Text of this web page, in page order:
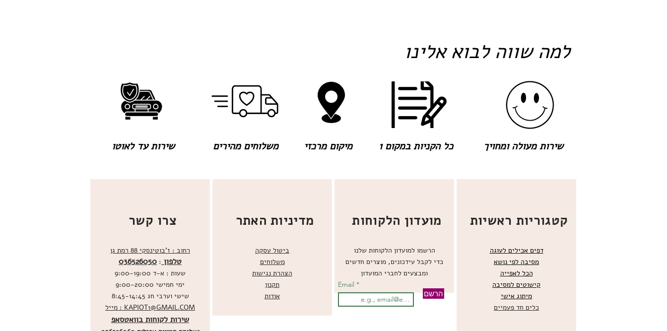
שירות עד לאוטו משלוחים מהירים
למה שווה לבוא אלינו
מיקום מרכזי כל הקניות במקום 1 שירות מעולה ומחויך
צרו קשר
רחוב : ז'בוטינסקי 88 רמת גן
טלפון :
036526050
שעות : א-ד 9:00-19:00
ימי חמישי 9:00-20:00
שישי וערבי חג 8:45-14:45
מייל : KAPIOT1@GMAIL.COM
שירות לקוחות בוואטסאפ
מדיניות האתר
ביטול עסקה
משלוחים
הצהרת נגישות
תקנון
אודות
מועדון הלקוחות
הרשמו למועדון הלקוחות שלנו
כדי לקבל עידכונים, מוצרים חדשים
ומבצעים לחברי המועדון
קטגוריות ראשיות
דפים אכילים לעוגה
מסיבה לפי נושא
הכל לאפייה
קישוטים למסיבה
מיתוג אישי
כלים חד פעמיים
Email
הרשם